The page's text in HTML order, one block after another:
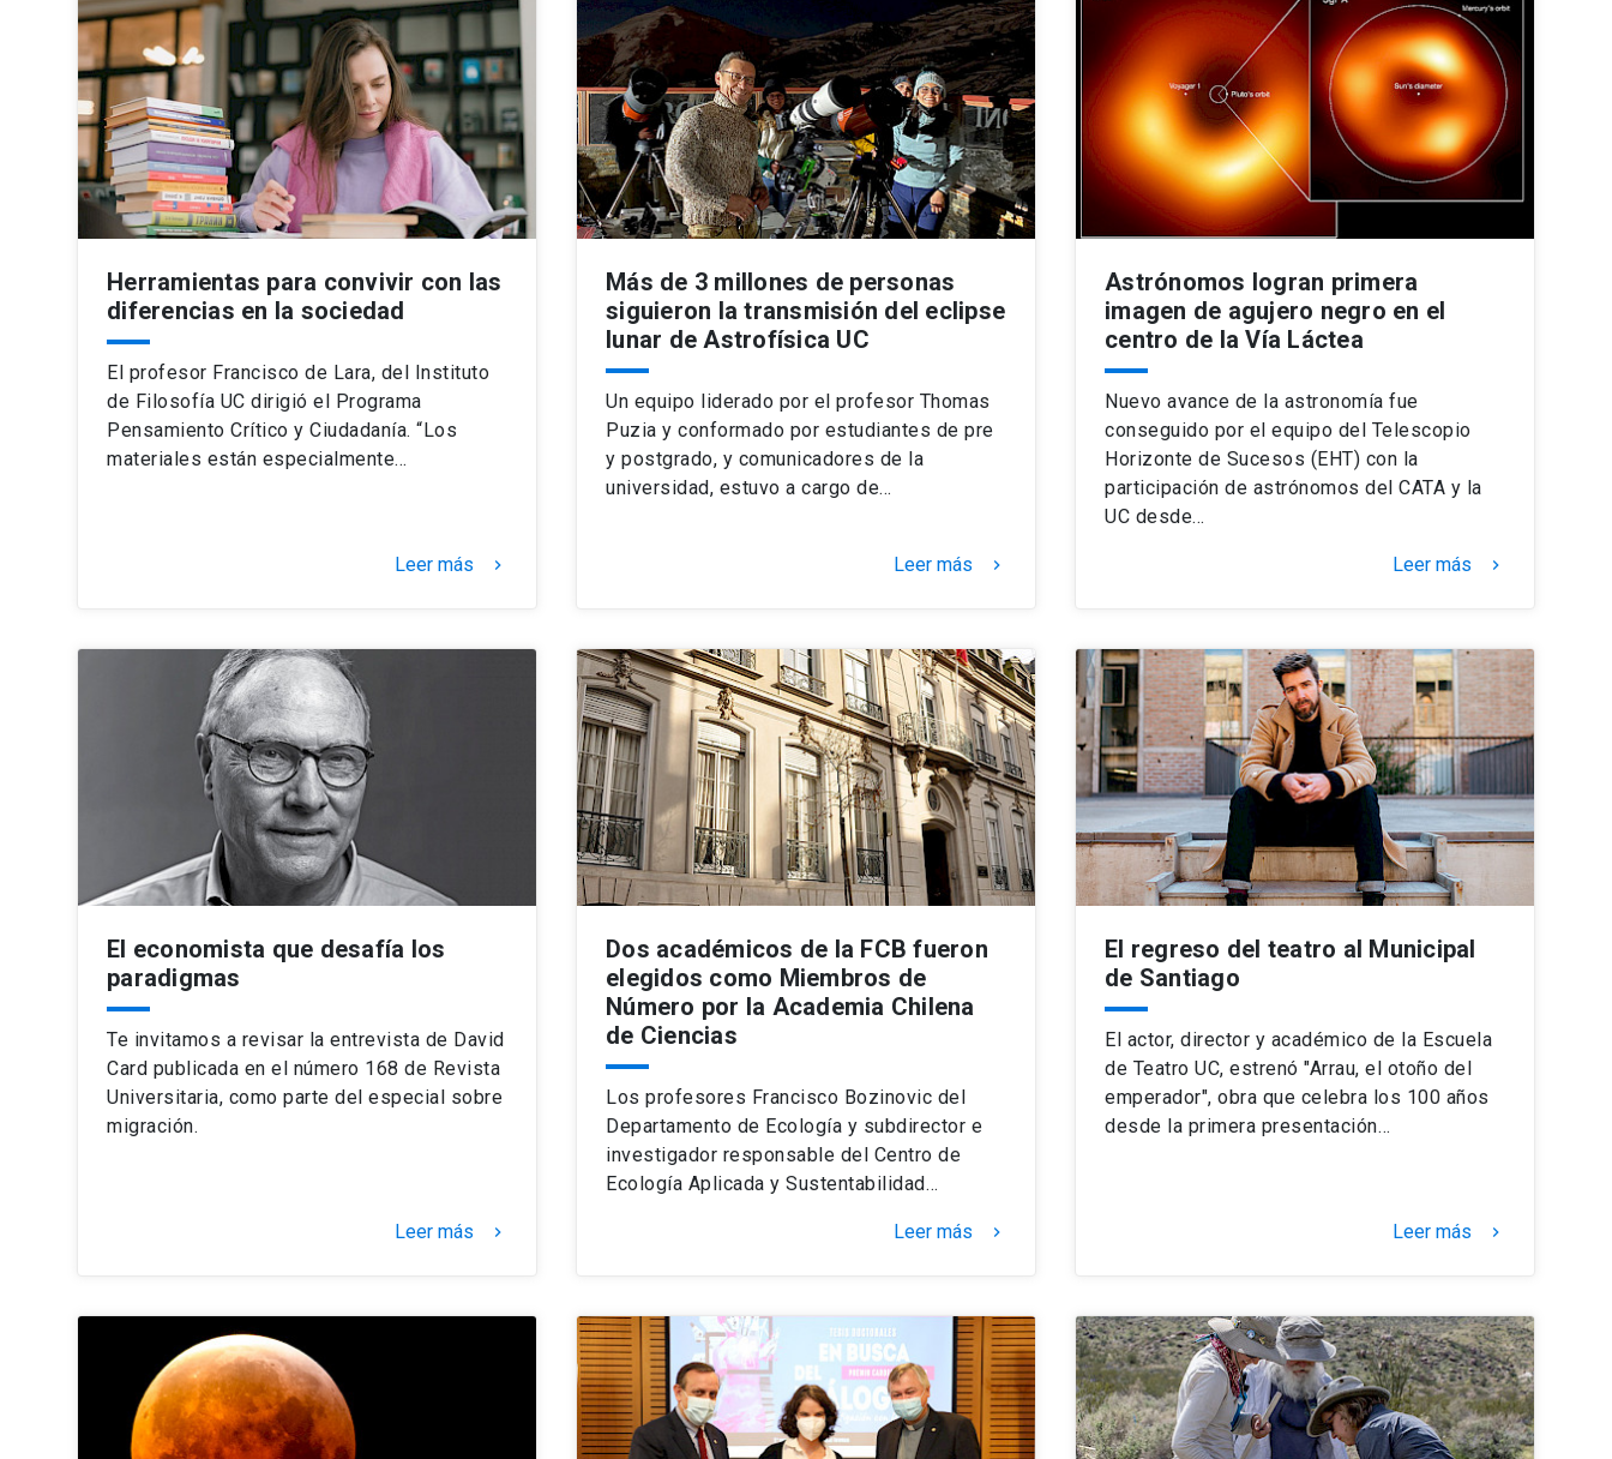
Herramientas para convivir con las
diferencias en la sociedad
El profesor Francisco de Lara, del Instituto
de Filosofía UC dirigió el Programa
Pensamiento Crítico y Ciudadanía. “Los
materiales están especialmente…
Leer más keyboard_arrow_right
Más de 3 millones de personas
siguieron la transmisión del eclipse
lunar de Astrofísica UC
Un equipo liderado por el profesor Thomas
Puzia y conformado por estudiantes de pre
y postgrado, y comunicadores de la
universidad, estuvo a cargo de…
Leer más keyboard_arrow_right
Astrónomos logran primera
imagen de agujero negro en el
centro de la Vía Láctea
Nuevo avance de la astronomía fue
conseguido por el equipo del Telescopio
Horizonte de Sucesos (EHT) con la
participación de astrónomos del CATA y la
UC desde…
Leer más keyboard_arrow_right
El economista que desafía los
paradigmas
Te invitamos a revisar la entrevista de David
Card publicada en el número 168 de Revista
Universitaria, como parte del especial sobre
migración.
Leer más keyboard_arrow_right
Dos académicos de la FCB fueron
elegidos como Miembros de
Número por la Academia Chilena
de Ciencias
Los profesores Francisco Bozinovic del
Departamento de Ecología y subdirector e
investigador responsable del Centro de
Ecología Aplicada y Sustentabilidad…
Leer más keyboard_arrow_right
El regreso del teatro al Municipal
de Santiago
El actor, director y académico de la Escuela
de Teatro UC, estrenó "Arrau, el otoño del
emperador", obra que celebra los 100 años
desde la primera presentación…
Leer más keyboard_arrow_right